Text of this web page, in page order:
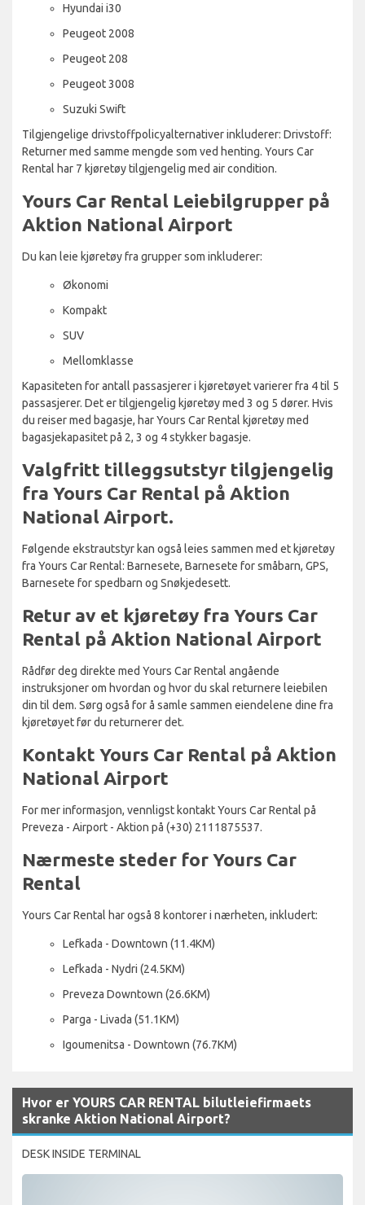
Hyundai i30
Peugeot 2008
Peugeot 208
Peugeot 3008
Suzuki Swift
Tilgjengelige drivstoffpolicyalternativer inkluderer: Drivstoff:
Returner med samme mengde som ved henting. Yours Car
Rental har 7 kjøretøy tilgjengelig med air condition.
Yours Car Rental Leiebilgrupper på
Aktion National Airport
Du kan leie kjøretøy fra grupper som inkluderer:
Økonomi
Kompakt
SUV
Mellomklasse
Kapasiteten for antall passasjerer i kjøretøyet varierer fra 4 til 5
passasjerer. Det er tilgjengelig kjøretøy med 3 og 5 dører. Hvis
du reiser med bagasje, har Yours Car Rental kjøretøy med
bagasjekapasitet på 2, 3 og 4 stykker bagasje.
Valgfritt tilleggsutstyr tilgjengelig
fra Yours Car Rental på Aktion
National Airport.
Følgende ekstrautstyr kan også leies sammen med et kjøretøy
fra Yours Car Rental: Barnesete, Barnesete for småbarn, GPS,
Barnesete for spedbarn og Snøkjedesett.
Retur av et kjøretøy fra Yours Car
Rental på Aktion National Airport
Rådfør deg direkte med Yours Car Rental angående
instruksjoner om hvordan og hvor du skal returnere leiebilen
din til dem. Sørg også for å samle sammen eiendelene dine fra
kjøretøyet før du returnerer det.
Kontakt Yours Car Rental på Aktion
National Airport
For mer informasjon, vennligst kontakt Yours Car Rental på
Preveza - Airport - Aktion på (+30) 2111875537.
Nærmeste steder for Yours Car
Rental
Yours Car Rental har også 8 kontorer i nærheten, inkludert:
Lefkada - Downtown (11.4KM)
Lefkada - Nydri (24.5KM)
Preveza Downtown (26.6KM)
Parga - Livada (51.1KM)
Igoumenitsa - Downtown (76.7KM)
Hvor er YOURS CAR RENTAL bilutleiefirmaets
skranke Aktion National Airport?
DESK INSIDE TERMINAL